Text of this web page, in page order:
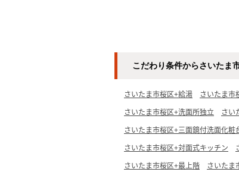
こだわり条件からさいたま
さいたま市桜区+給湯 さいたま市
さいたま市桜区+洗面所独立
さい
さいたま市桜区+三面鏡付洗面化粧
さいたま市桜区+対面式キッチン
さいたま市桜区+最上階
さいたま